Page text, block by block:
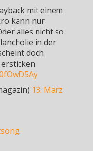
mit einem
kann nur
alles nicht so
in der
doch
13. März
.